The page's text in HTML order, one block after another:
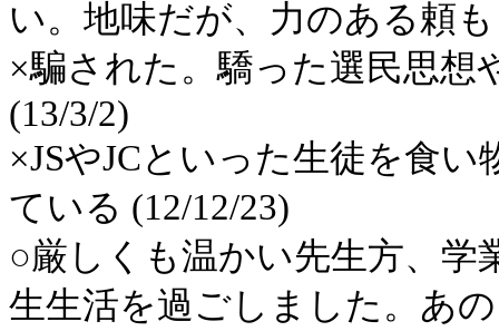
い。地味だが、力のある頼
×騙された。驕った選民思想
(13/3/2)
×JSやJCといった生徒を食
ている (12/12/23)
○厳しくも温かい先生方、学
生生活を過ごしました。あ